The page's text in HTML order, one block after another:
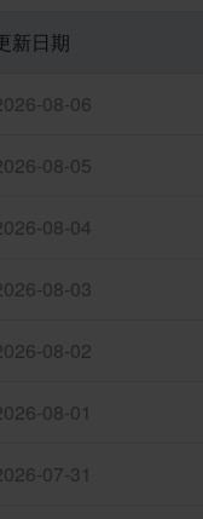
新日期
08-06
08-05
08-04
08-03
08-02
08-01
07-31